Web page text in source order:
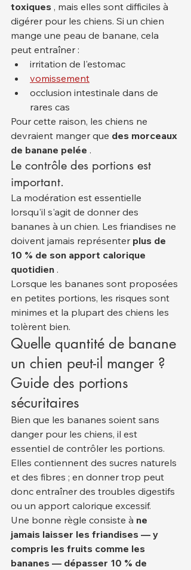
toxiques , mais elles sont difficiles à
digérer pour les chiens. Si un chien
mange une peau de banane, cela
peut entraîner :
irritation de l'estomac
vomissement
occlusion intestinale dans de
rares cas
Pour cette raison, les chiens ne
devraient manger que des morceaux
de banane pelée .
Le contrôle des portions est
important.
La modération est essentielle
lorsqu'il s'agit de donner des
bananes à un chien. Les friandises ne
doivent jamais représenter plus de
10 % de son apport calorique
quotidien .
Lorsque les bananes sont proposées
en petites portions, les risques sont
minimes et la plupart des chiens les
tolèrent bien.
Quelle quantité de banane
un chien peut-il manger ?
Guide des portions
sécuritaires
Bien que les bananes soient sans
danger pour les chiens, il est
essentiel de contrôler les portions.
Elles contiennent des sucres naturels
et des fibres ; en donner trop peut
donc entraîner des troubles digestifs
ou un apport calorique excessif.
Une bonne règle consiste à ne
jamais laisser les friandises — y
compris les fruits comme les
bananes — dépasser 10 % de